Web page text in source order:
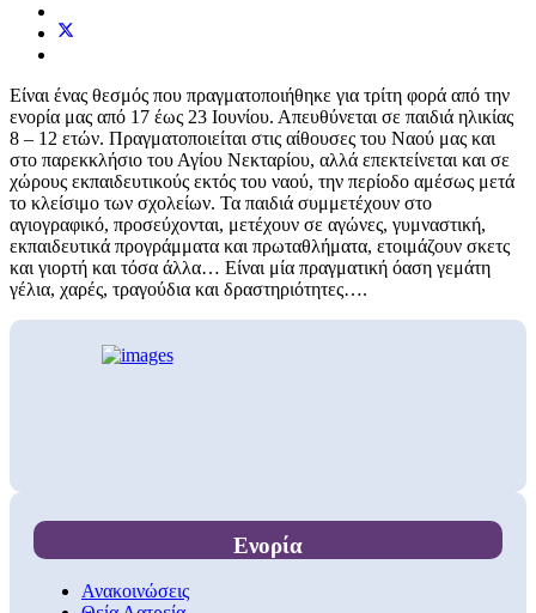
Είναι ένας θεσμός που πραγματοποιήθηκε για τρίτη φορά από την
ενορία μας από 17 έως 23 Ιουνίου. Απευθύνεται σε παιδιά ηλικίας
8 – 12 ετών. Πραγματοποιείται στις αίθουσες του Ναού μας και
στο παρεκκλήσιο του Αγίου Νεκταρίου, αλλά επεκτείνεται και σε
χώρους εκπαιδευτικούς εκτός του ναού, την περίοδο αμέσως μετά
το κλείσιμο των σχολείων. Τα παιδιά συμμετέχουν στο
αγιογραφικό, προσεύχονται, μετέχουν σε αγώνες, γυμναστική,
εκπαιδευτικά προγράμματα και πρωταθλήματα, ετοιμάζουν σκετς
και γιορτή και τόσα άλλα… Είναι μία πραγματική όαση γεμάτη
γέλια, χαρές, τραγούδια και δραστηριότητες….
Ενορία
Ανακοινώσεις